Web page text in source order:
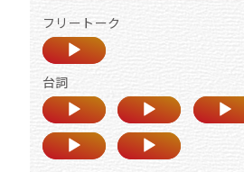
フリートーク
台詞